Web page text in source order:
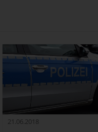
21.06.2018